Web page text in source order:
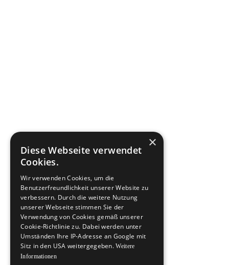
×
Diese Webseite verwendet
Cookies.
Wir verwenden Cookies, um die
Benutzerfreundlichkeit unserer Website zu
verbessern. Durch die weitere Nutzung
unserer Webseite stimmen Sie der
Verwendung von Cookies gemäß unserer
Cookie-Richtlinie zu. Dabei werden unter
Umständen Ihre IP-Adresse an Google mit
Sitz in den USA weitergegeben.Weitere
Informationen